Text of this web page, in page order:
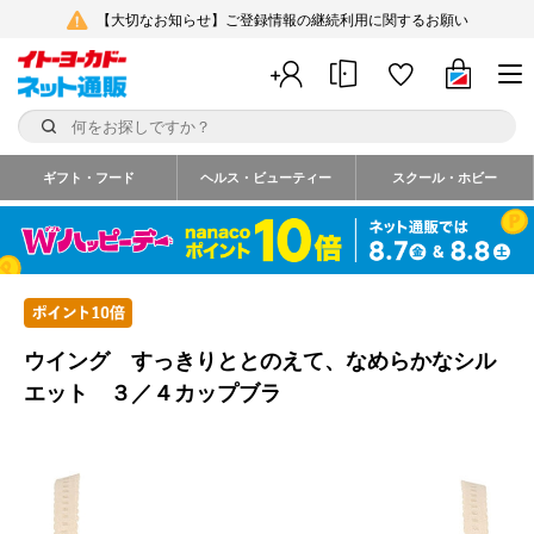
【大切なお知らせ】ご登録情報の継続利用に関するお願い
ギフト・フード ヘルス・ビューティー スクール・ホビー
ウイング すっきりととのえて、なめらかなシル
エット ３／４カップブラ